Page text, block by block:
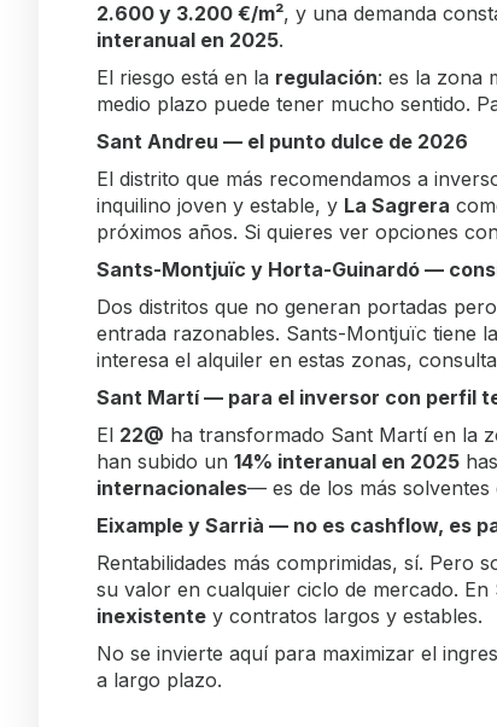
2.600 y 3.200 €/m², y una demanda
interanual en 2025.
El riesgo está en la regulación: es la zona
medio plazo puede tener mucho sentido.
Sant Andreu — el punto dulce de 2026
El distrito que más recomendamos a
inquilino joven y estable, y La Sagrera
próximos años. Si quieres ver opciones
Sants-Montjuïc y Horta-Guinardó —
Dos distritos que no generan portadas
entrada razonables. Sants-Montjuïc tiene
interesa el alquiler en estas zonas,
Sant Martí — para el inversor con perfil
El 22@ ha transformado Sant Martí en la
han subido un 14% interanual en 2025
internacionales— es de los más solventes
Eixample y Sarrià — no es cashflow, es
Rentabilidades más comprimidas, sí. Pero
su valor en cualquier ciclo de mercado.
inexistente y contratos largos y estables.
No se invierte aquí para maximizar el
a largo plazo.